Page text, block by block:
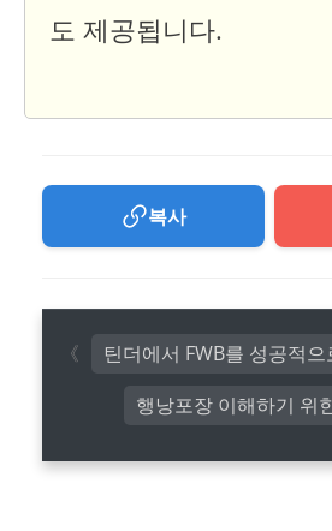
도 제공됩니다.
복사
행낭포장 이해하기 위
틴더에서 FWB를 성공적